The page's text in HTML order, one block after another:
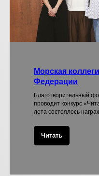
Морская
Федерации
Благотворительный
проводит конкурс
лета состоялось
Читать